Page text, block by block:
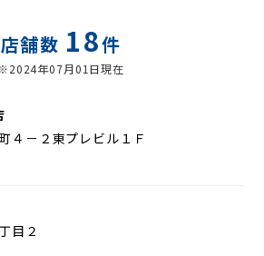
店舗数 18件
年07月01日現在
４－２東プレビル１Ｆ
目２